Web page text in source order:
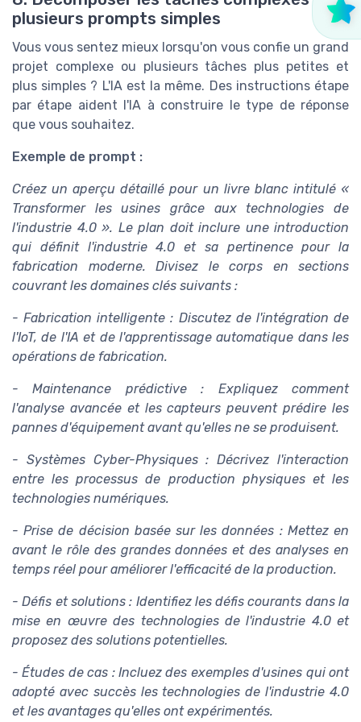
plusieurs prompts simples
Vous vous sentez mieux lorsqu'on vous confie un grand
projet complexe ou plusieurs tâches plus petites et
plus simples ? L'IA est la même. Des instructions étape
par étape aident l'IA à construire le type de réponse
que vous souhaitez.
Exemple de prompt :
Créez un aperçu détaillé pour un livre blanc intitulé «
Transformer les usines grâce aux technologies de
l'industrie 4.0 ». Le plan doit inclure une introduction
qui définit l'industrie 4.0 et sa pertinence pour la
fabrication moderne. Divisez le corps en sections
couvrant les domaines clés suivants :
- Fabrication intelligente : Discutez de l'intégration de
l'IoT, de l'IA et de l'apprentissage automatique dans les
opérations de fabrication.
- Maintenance prédictive : Expliquez comment
l'analyse avancée et les capteurs peuvent prédire les
pannes d'équipement avant qu'elles ne se produisent.
- Systèmes Cyber-Physiques : Décrivez l'interaction
entre les processus de production physiques et les
technologies numériques.
- Prise de décision basée sur les données : Mettez en
avant le rôle des grandes données et des analyses en
temps réel pour améliorer l'efficacité de la production.
- Défis et solutions : Identifiez les défis courants dans la
mise en œuvre des technologies de l'industrie 4.0 et
proposez des solutions potentielles.
- Études de cas : Incluez des exemples d'usines qui ont
adopté avec succès les technologies de l'industrie 4.0
et les avantages qu'elles ont expérimentés.
IA 4 business — 2026
➔ Télécharger
contacté(e) à des fins commerciales par IA 4 business et
ses partenaires.